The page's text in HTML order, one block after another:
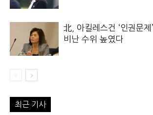
北, 아킬레스건 ‘인권문제
비난 수위 높였다
최근 기사